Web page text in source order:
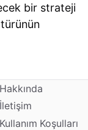
bir strateji
Hakkında
İletişim
Kullanım Koşulları